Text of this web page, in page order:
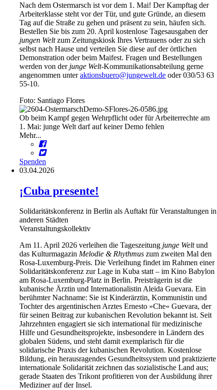
Nach dem Ostermarsch ist vor dem 1. Mai! Der Kampftag der
Arbeiterklasse steht vor der Tür, und gute Gründe, an diesem
Tag auf die Straße zu gehen und präsent zu sein, häufen sich.
Bestellen Sie bis zum 20. April kostenlose Tagesausgaben der
jungen Weltzum Zeitungskiosk Ihres Vertrauens oder zu sich
selbst nach Hause und verteilen Sie diese auf der örtlichen
Demonstration oder beim Maifest. Fragen und Bestellungen
werden von der junge Welt-Kommunikationsabteilung gerne
angenommen unteraktionsbuero@jungewelt.de oder 030/53 63
55-10.
Foto: Santiago Flores
Ob beim Kampf gegen Wehrpflicht oder für Arbeiterrechte am
1. Mai: junge Welt darf auf keiner Demo fehlen
Mehr...
Spenden
03.04.2026
¡Cuba presente!
Solidaritätskonferenz in Berlin als Auftakt für Veranstaltungen in
anderen Städten
Veranstaltungskollektiv
Am 11. April 2026 verleihen die Tageszeitung junge Weltund
das Kulturmagazin Melodie & Rhythmus zum zweiten Mal den
Rosa-Luxemburg-Preis. Die Verleihung findet im Rahmen einer
Solidaritätskonferenz zur Lage in Kuba statt – im Kino Babylon
am Rosa-Luxemburg-Platz in Berlin. Preisträgerin ist die
kubanische Ärztin und Internationalistin Aleida Guevara. Ein
berühmter Nachname: Sie ist Kinderärztin, Kommunistin und
Tochter des argentinischen Arztes Ernesto »Che« Guevara, der
für seinen Beitrag zur kubanischen Revolution bekannt ist. Seit
Jahrzehnten engagiert sie sich international für medizinische
Hilfe und Gesundheitsprojekte, insbesondere in Ländern des
globalen Südens, und steht damit exemplarisch für die
solidarische Praxis der kubanischen Revolution. Kostenlose
Bildung, ein herausragendes Gesundheitssystem und praktizierte
internationale Solidarität zeichnen das sozialistische Land aus;
gerade Staaten des Trikont profitieren von der Ausbildung ihrer
Mediziner auf der Insel.